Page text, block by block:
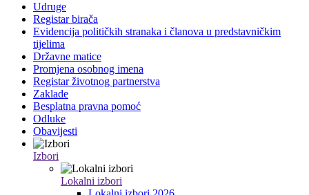
Udruge
Registar birača
Evidencija političkih stranaka i članova u predstavničkim
tijelima
Državne matice
Promjena osobnog imena
Registar životnog partnerstva
Zaklade
Besplatna pravna pomoć
Odluke
Obavijesti
Izbori
Lokalni izbori